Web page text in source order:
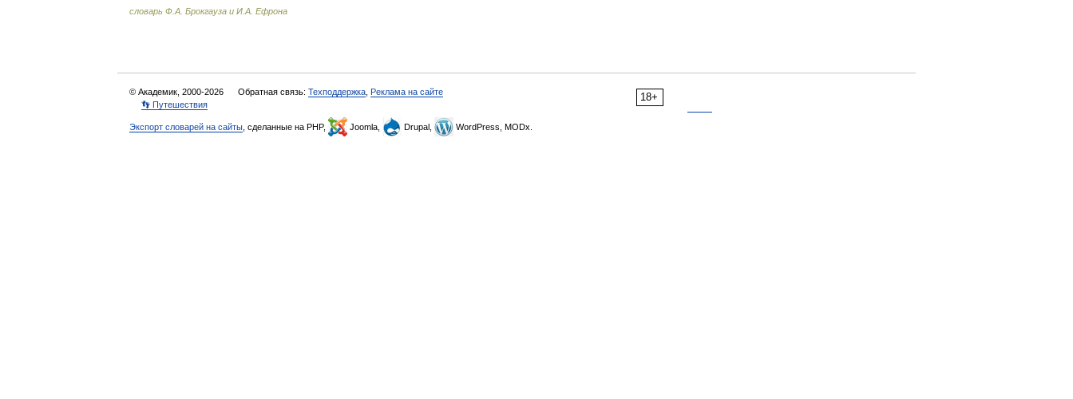
словарь Ф.А. Брокгауза и И.А. Ефрона
18+
© Академик, 2000-2026 Обратная связь: Техподдержка Реклама на сайте
👣 Путешествия
Экспорт словарей на сайты , сделанные на PHP, Joomla, Drupal, WordPress, MODx.